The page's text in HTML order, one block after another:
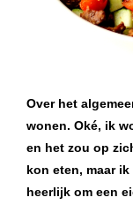
Over het
wonen. Oké, ik
en het zou op
kon eten, maar
heerlijk om een